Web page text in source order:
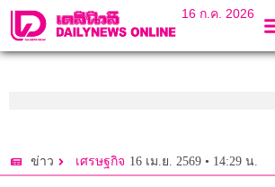
16 ก.ค. 2026
ข่าว เศรษฐกิจ 16 เม.ย. 2569 • 14:29 น.